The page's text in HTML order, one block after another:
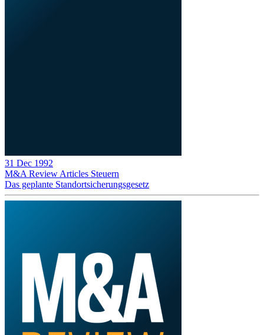
31 Dec 1992
M&A Review Articles Steuern
Das geplante Standortsicherungsgesetz